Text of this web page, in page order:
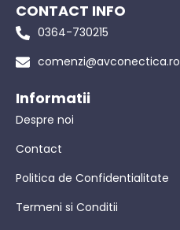
CONTACT INFO
0364-730215
comenzi@avconectica.ro
Informatii
Despre noi
Contact
Politica de Confidentialitate
Termeni si Conditii